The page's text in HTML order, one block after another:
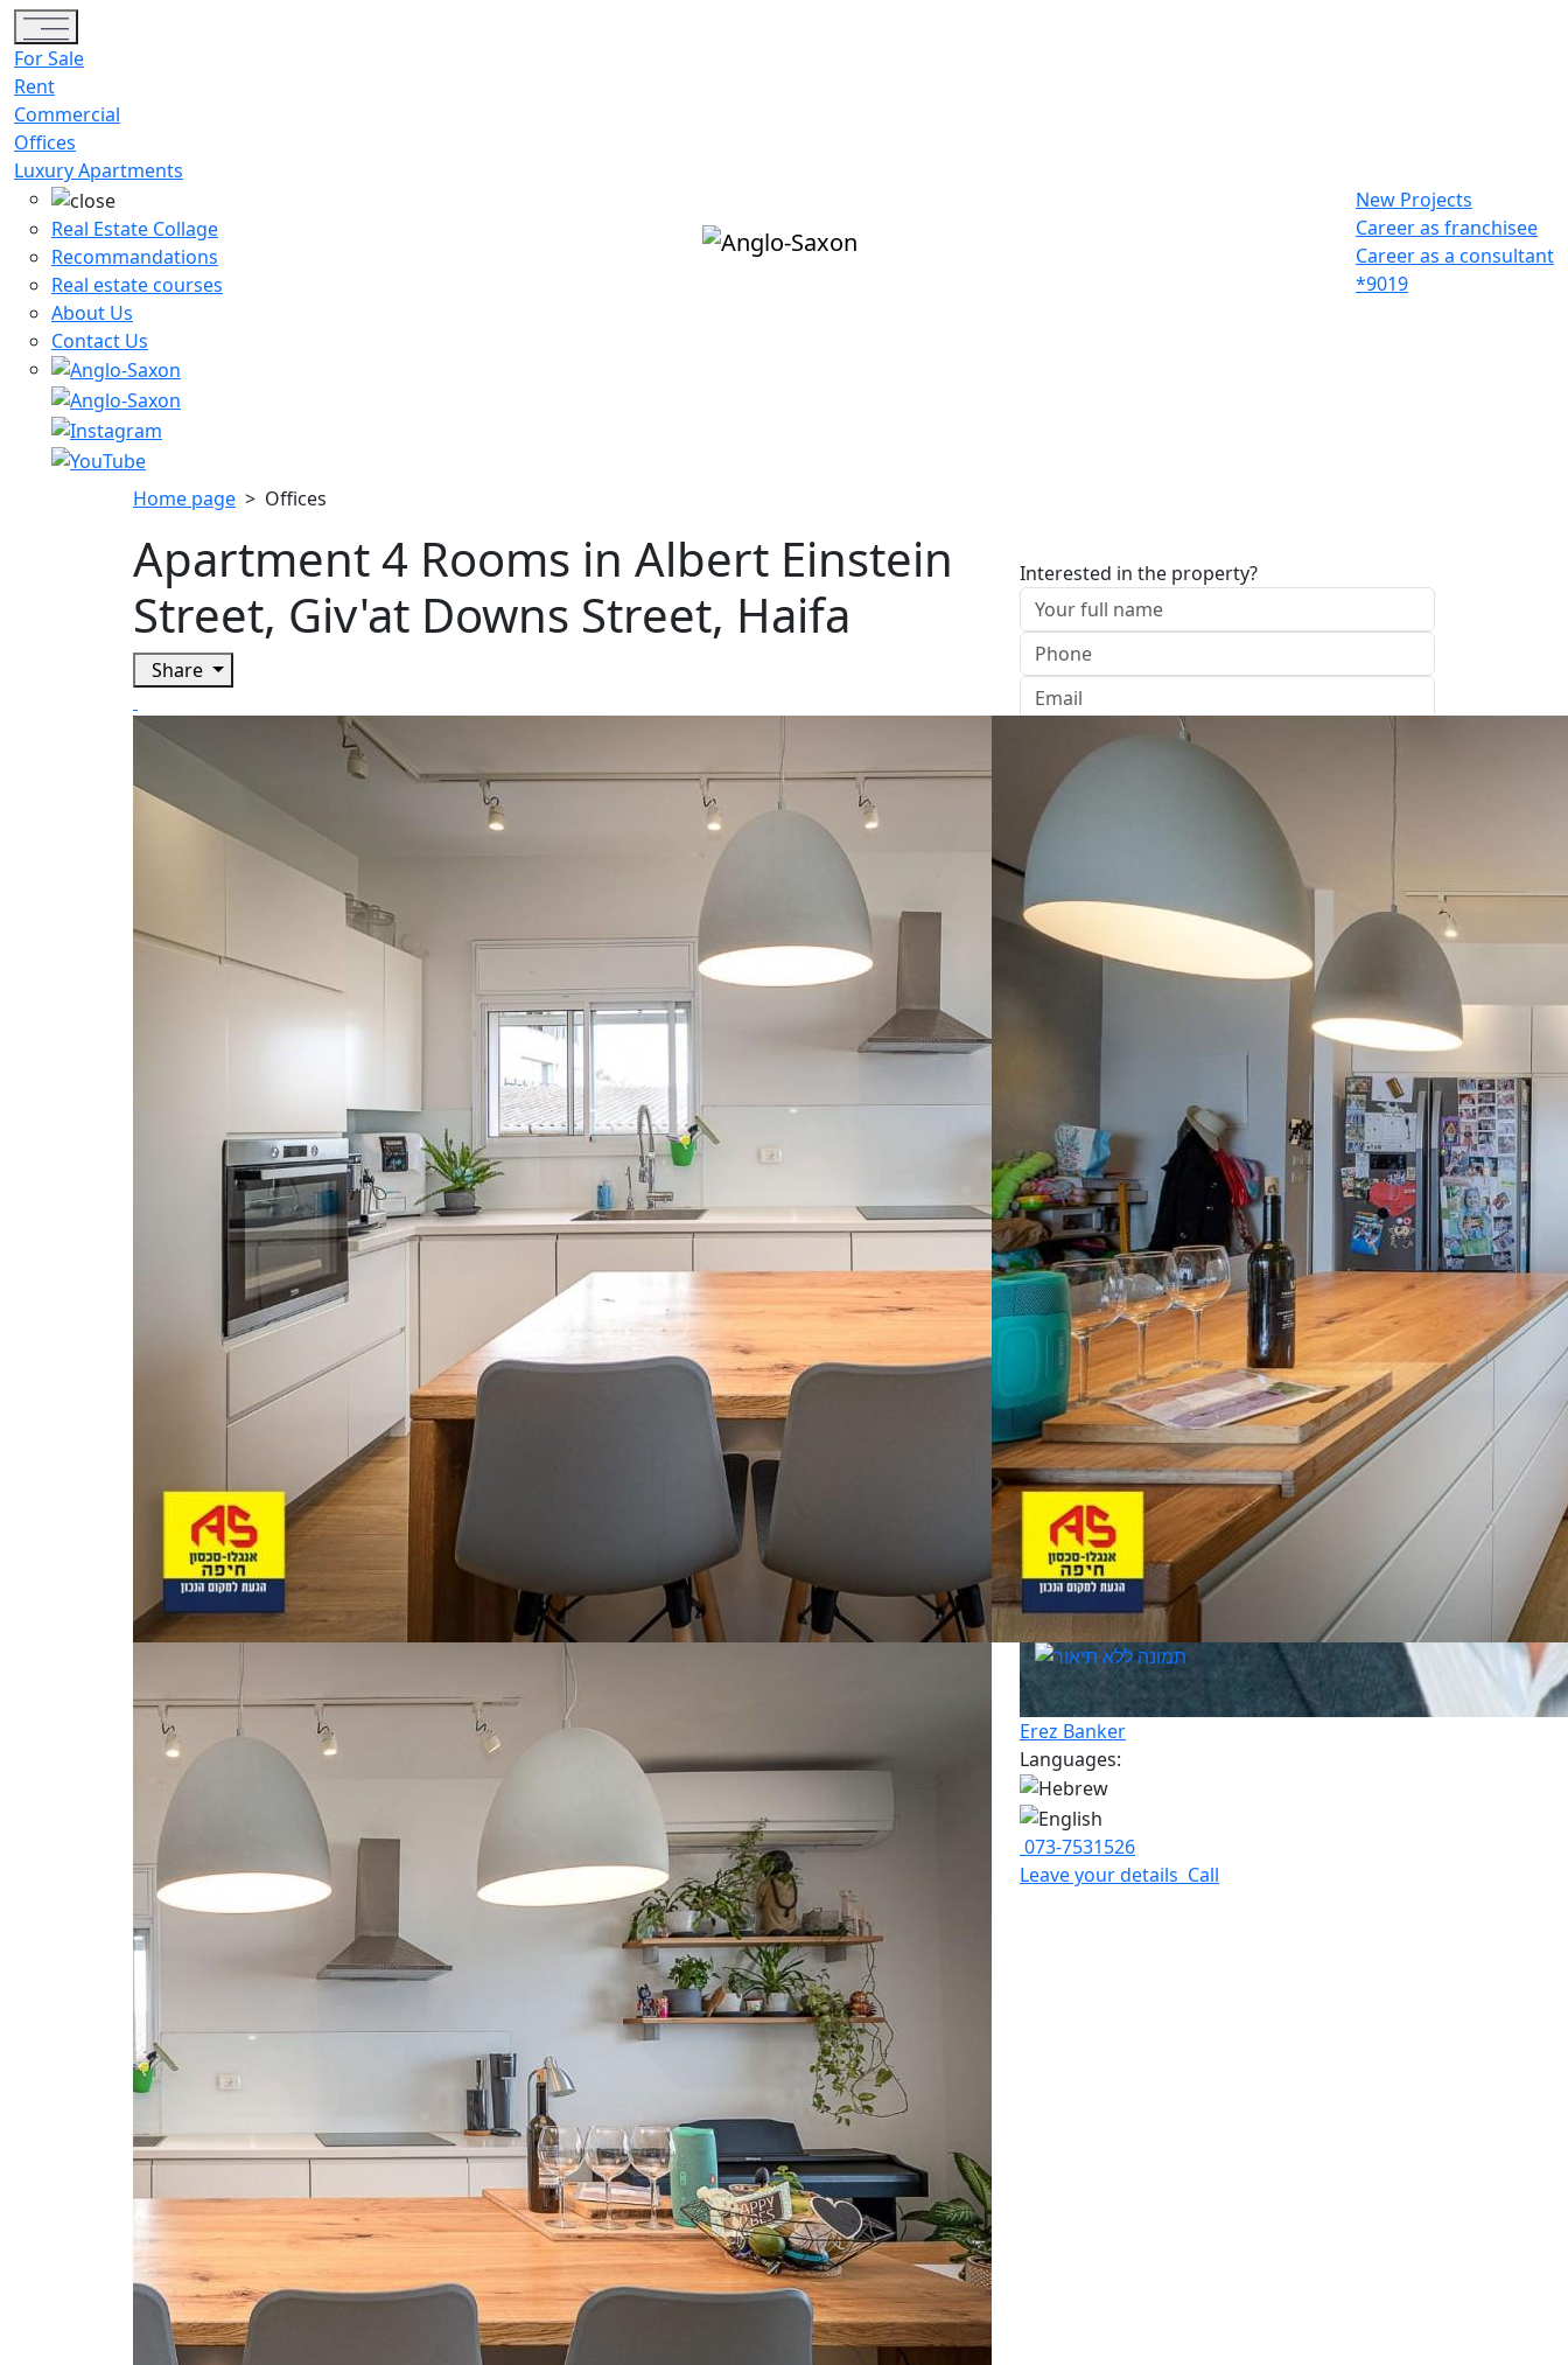
Toggle navigation
For Sale
Rent
Commercial
Offices
Luxury Apartments
Real Estate Collage
Recommandations
Real estate courses
About Us
Contact Us
New Projects
Career as franchisee
Career as a consultant
*9019
Home page > Offices
Apartment 4 Rooms in Albert Einstein
Street, Giv'at Downs Street, Haifa
Share
Interested in the property?
I approve of the Company Privacy Policy
Send
Erez Banker
Languages:
073-7531526
Leave your details Call